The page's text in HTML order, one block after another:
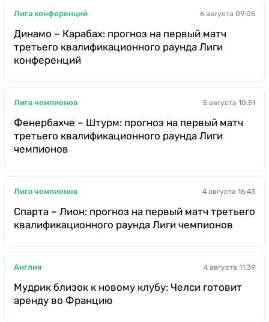
Лига конференций 6 августа 09:05
Динамо – Карабах: прогноз на первый матч
третьего квалификационного раунда Лиги
конференций
Лига чемпионов 5 августа 10:51
Фенербахче – Штурм: прогноз на первый матч
третьего квалификационного раунда Лиги
чемпионов
Лига чемпионов 4 августа 16:43
Спарта – Лион: прогноз на первый матч третьего
квалификационного раунда Лиги чемпионов
Англия 4 августа 11:39
Мудрик близок к новому клубу: Челси готовит
аренду во Францию